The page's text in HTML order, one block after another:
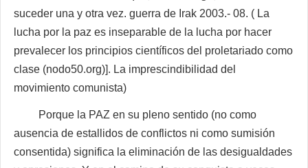
suceder una y otra vez. guerra de Irak 2003.- 08. ( La
lucha por la paz es inseparable de la lucha por hacer
prevalecer los principios científicos del proletariado como
clase (nodo50.org)]. La imprescindibilidad del
movimiento comunista)
Porque la PAZ en su pleno sentido (no como
ausencia de estallidos de conflictos ni como sumisión
consentida) significa la eliminación de las desigualdades